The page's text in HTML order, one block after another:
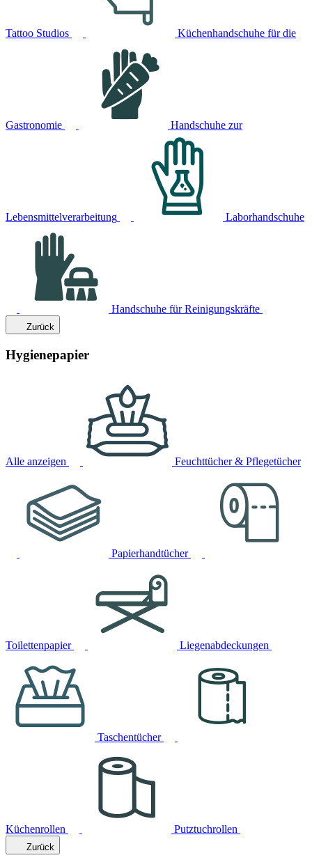
Tattoo Studios Küchenhandschuhe für die
Gastronomie Handschuhe zur
Lebensmittelverarbeitung Laborhandschuhe
Handschuhe für Reinigungskräfte
Zurück
Hygienepapier
Alle anzeigen Feuchttücher & Pflegetücher
Papierhandtücher
Toilettenpapier Liegenabdeckungen
Taschentücher
Küchenrollen Putztuchrollen
Zurück